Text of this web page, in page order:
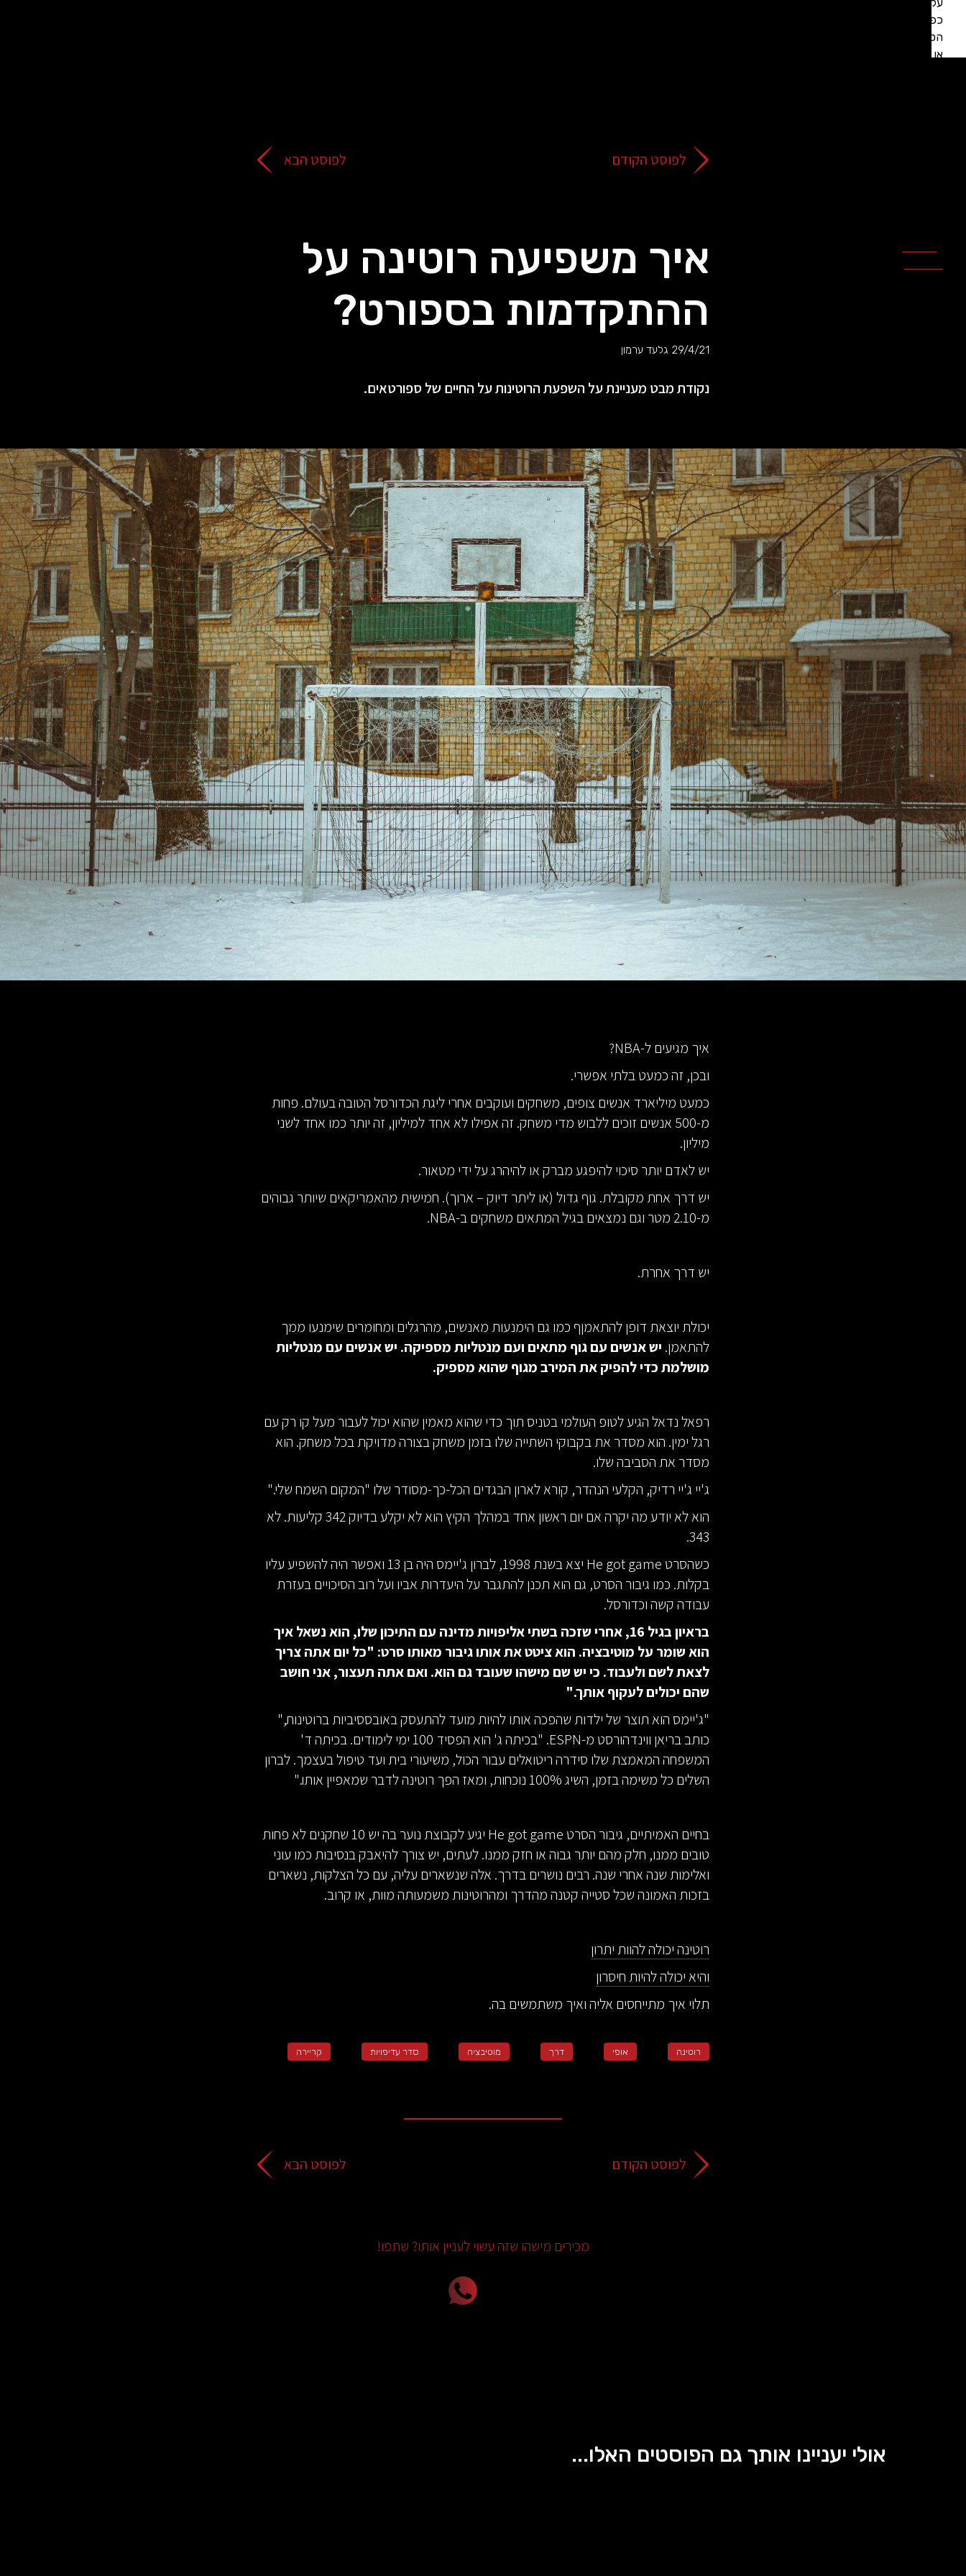
כפתור
הסגירה
או
לפוסט הקודם לפוסט הבא
איך משפיעה רוטינה על
ההתקדמות בספורט?
29/4/21 גלעד ערמון
נקודת מבט מעניינת על השפעת הרוטינות על החיים של ספורטאים.
איך מגיעים ל-NBA?
ובכן, זה כמעט בלתי אפשרי.
כמעט מיליארד אנשים צופים, משחקים ועוקבים אחרי ליגת הכדורסל הטובה בעולם. פחות
מ-500 אנשים זוכים ללבוש מדי משחק. זה אפילו לא אחד למיליון, זה יותר כמו אחד לשני
מיליון.
יש לאדם יותר סיכוי להיפגע מברק או להיהרג על ידי מטאור.
יש דרך אחת מקובלת. גוף גדול (או ליתר דיוק – ארוך). חמישית מהאמריקאים שיותר גבוהים
מ-2.10 מטר וגם נמצאים בגיל המתאים משחקים ב-NBA.
יש דרך אחרת.
יכולת יוצאת דופן להתאמןף כמו גם הימנעות מאנשים, מהרגלים ומחומרים שימנעו ממך
להתאמן. יש אנשים עם גוף מתאים ועם מנטליות מספיקה. יש אנשים עם מנטליות
מושלמת כדי להפיק את המירב מגוף שהוא מספיק.
רפאל נדאל הגיע לטופ העולמי בטניס תוך כדי שהוא מאמין שהוא יכול לעבור מעל קו רק עם
רגל ימין. הוא מסדר את בקבוקי השתייה שלו בזמן משחק בצורה מדויקת בכל משחק. הוא
מסדר את הסביבה שלו.
ג'יי ג'יי רדיק, הקלעי הנהדר, קורא לארון הבגדים הכל-כך-מסודר שלו "המקום השמח שלי."
הוא לא יודע מה יקרה אם יום ראשון אחד במהלך הקיץ הוא לא יקלע בדיוק 342 קליעות. לא
343.
כשהסרט He got game יצא בשנת 1998, לברון ג'יימס היה בן 13 ואפשר היה להשפיע עליו
בקלות. כמו גיבור הסרט, גם הוא תכנן להתגבר על היעדרות אביו ועל רוב הסיכויים בעזרת
עבודה קשה וכדורסל.
בראיון בגיל 16, אחרי שזכה בשתי אליפויות מדינה עם התיכון שלו, הוא נשאל איך
הוא שומר על מוטיבציה. הוא ציטט את אותו גיבור מאותו סרט: "כל יום אתה צריך
לצאת לשם ולעבוד. כי יש שם מישהו שעובד גם הוא. ואם אתה תעצור, אני חושב
שהם יכולים לעקוף אותך."
"ג'יימס הוא תוצר של ילדות שהפכה אותו להיות מועד להתעסק באובססיביות ברוטינות,"
כותב בריאן ווינדהורסט מ-ESPN. "בכיתה ג' הוא הפסיד 100 ימי לימודים. בכיתה ד'
המשפחה המאמצת שלו סידרה ריטואלים עבור הכול, משיעורי בית ועד טיפול בעצמך. לברון
השלים כל משימה בזמן, השיג 100% נוכחות, ומאז הפך רוטינה לדבר שמאפיין אותו."
בחיים האמיתיים, גיבור הסרט He got game יגיע לקבוצת נוער בה יש 10 שחקנים לא פחות
טובים ממנו, חלק מהם יותר גבוה או חזק ממנו. לעתים, יש צורך להיאבק בנסיבות כמו עוני
ואלימות שנה אחרי שנה. רבים נושרים בדרך. אלה שנשארים עליה, עם כל הצלקות, נשארים
בזכות האמונה שכל סטייה קטנה מהדרך ומהרוטינות משמעותה מוות, או קרוב.
רוטינה יכולה להוות יתרון
והיא יכולה להיות חיסרון
תלוי איך מתייחסים אליה ואיך משתמשים בה.
רוטינה אופי דרך מוטיבציה סדר עדיפויות קריירה
לפוסט הקודם לפוסט הבא
מכירים מישהו שזה עשוי לעניין אותו? שתפו!
אולי יעניינו אותך גם הפוסטים האלו...